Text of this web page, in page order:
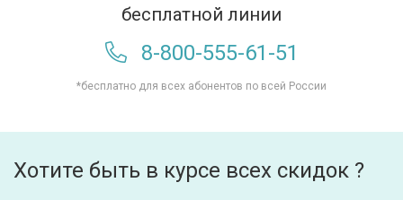
бесплатной линии
8-800-555-61-51
*бесплатно для всех абонентов по всей России
Хотите быть в курсе всех скидок ?